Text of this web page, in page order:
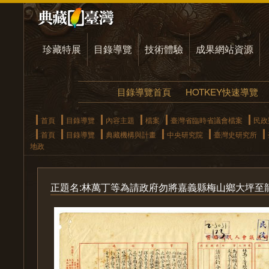
珍藏特展 目錄導覽 技術體驗 成果網站資源
目錄導覽首頁 HOTKEY快速導覽
首頁 目錄導覽 內容主題 檔案 臺灣省臨時省議會檔案
民
首頁
目錄導覽 典藏機構與計畫 中央研究院 臺灣史研究所
地政
正題名:林萬丁等為請政府勿將嘉義縣梅山鄉大坪